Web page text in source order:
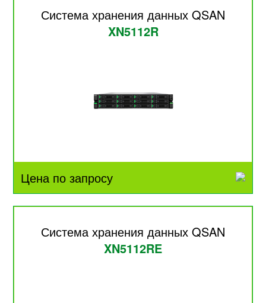
Система хранения данных QSAN
XN5112R
Цена по запросу
Система хранения данных QSAN
XN5112RE